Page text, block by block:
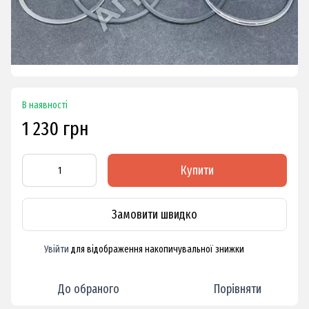
В наявності
1 230 грн
Купити
Замовити швидко
Увійти для відображення накопичувальної знижки
До обраного Порівняти